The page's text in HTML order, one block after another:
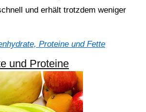
und erhält trotzdem weniger
Proteine und Fette
und Proteine